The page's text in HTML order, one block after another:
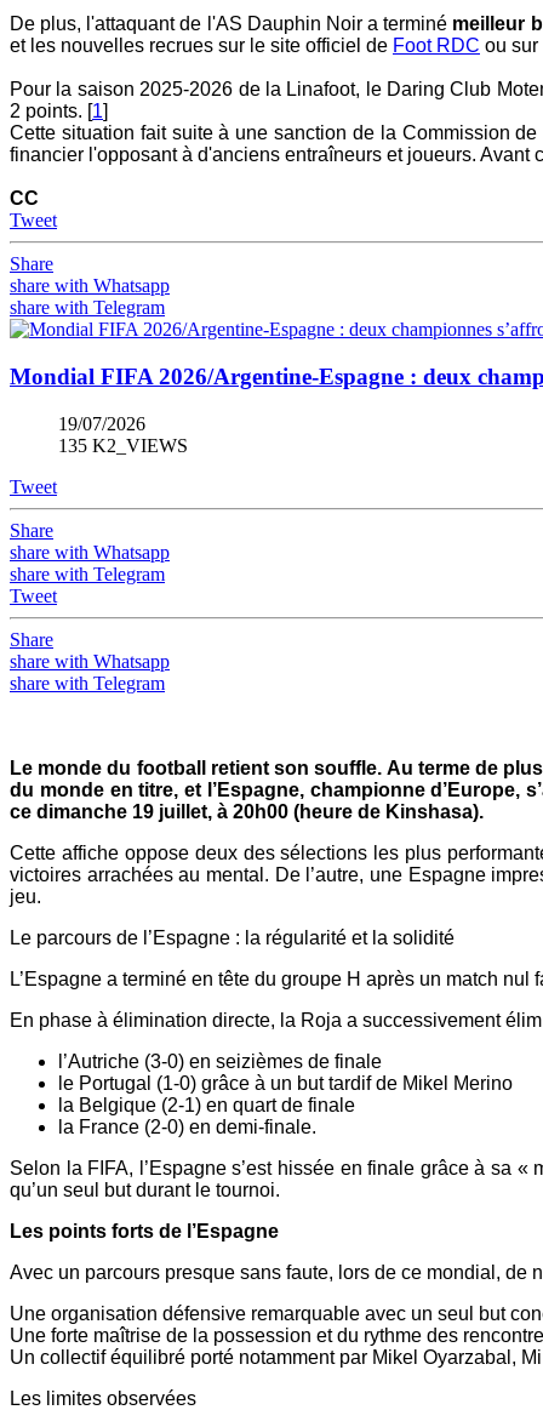
De plus, l'attaquant de l'AS Dauphin Noir a terminé meilleur
et les nouvelles recrues sur le site officiel de Foot RDC ou
Pour la saison 2025-2026 de la Linafoot, le Daring Club
2 points. [1]
Cette situation fait suite à une sanction de la Commission
financier l'opposant à d'anciens entraîneurs et joueurs.
CC
Tweet
Share
share with Whatsapp
share with Telegram
Mondial FIFA 2026/Argentine-Espagne : deux
19/07/2026
135 K2_VIEWS
Tweet
Share
share with Whatsapp
share with Telegram
Tweet
Share
share with Whatsapp
share with Telegram
Le monde du football retient son souffle. Au terme de
du monde en titre, et l’Espagne, championne d’Europe,
ce dimanche 19 juillet, à 20h00 (heure de Kinshasa).
Cette affiche oppose deux des sélections les plus
victoires arrachées au mental. De l’autre, une Espagne
jeu.
Le parcours de l’Espagne : la régularité et la solidité
L’Espagne a terminé en tête du groupe H après un match
En phase à élimination directe, la Roja a successivement
l’Autriche (3-0) en seizièmes de finale
le Portugal (1-0) grâce à un but tardif de Mikel Merino
la Belgique (2-1) en quart de finale
la France (2-0) en demi-finale.
Selon la FIFA, l’Espagne s’est hissée en finale grâce à sa
qu’un seul but durant le tournoi.
Les points forts de l’Espagne
Avec un parcours presque sans faute, lors de ce mondial, de
Une organisation défensive remarquable avec un seul but
Une forte maîtrise de la possession et du rythme des
Un collectif équilibré porté notamment par Mikel Oyarzabal,
Les limites observées